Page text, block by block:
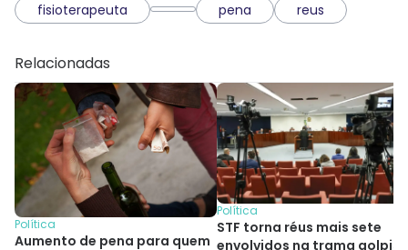
fisioterapeuta pena reus
Relacionadas
Política
Aumento de pena para quem
Política
STF torna réus mais sete
envolvidos na trama